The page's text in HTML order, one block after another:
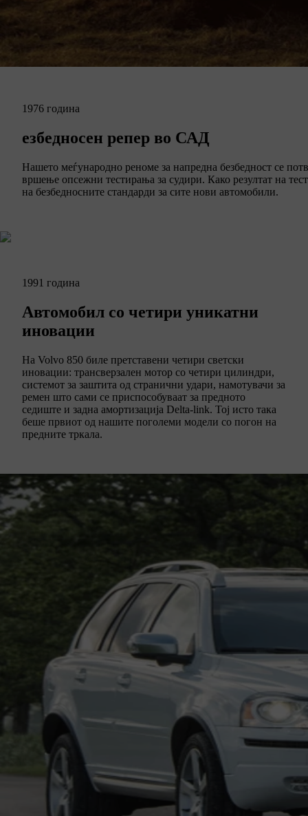
1976 година
езбедносен репер во САД
Нашето меѓународно реноме за напредна безбедност се
вршење опсежни тестирања за судири. Како резултат на
на безбедносните стандарди за сите нови автомобили.
1991 година
Автомобил со четири уникатни
иновации
На Volvo 850 биле претставени четири светски
иновации: трансверзален мотор со четири цилиндри,
системот за заштита од странични удари, намотувачи за
ремен што сами се приспособуваат за предното
седиште и задна амортизација Delta-link. Тој исто така
беше првиот од нашите поголеми модели со погон на
предните тркала.